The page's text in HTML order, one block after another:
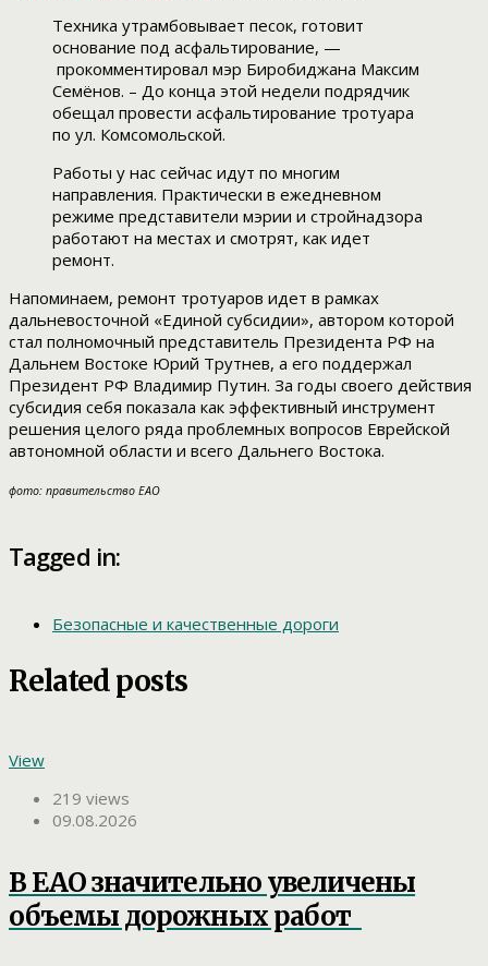
Техника утрамбовывает песок, готовит
основание под асфальтирование, —
прокомментировал мэр Биробиджана Максим
Семёнов. – До конца этой недели подрядчик
обещал провести асфальтирование тротуара
по ул. Комсомольской.
Работы у нас сейчас идут по многим
направления. Практически в ежедневном
режиме представители мэрии и стройнадзора
работают на местах и смотрят, как идет
ремонт.
Напоминаем, ремонт тротуаров идет в рамках
дальневосточной «Единой субсидии», автором которой
стал полномочный представитель Президента РФ на
Дальнем Востоке Юрий Трутнев, а его поддержал
Президент РФ Владимир Путин. За годы своего действия
субсидия себя показала как эффективный инструмент
решения целого ряда проблемных вопросов Еврейской
автономной области и всего Дальнего Востока.
фото: правительство ЕАО
Tagged in:
Безопасные и качественные дороги
Related posts
View
219 views
09.08.2026
В ЕАО значительно увеличены
объемы дорожных работ